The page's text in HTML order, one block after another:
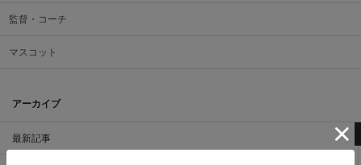
監督・コーチ
マスコット
アーカイブ
最新記事